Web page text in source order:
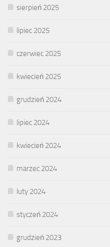
sierpień 2025
lipiec 2025
czerwiec 2025
kwiecień 2025
grudzień 2024
lipiec 2024
kwiecień 2024
marzec 2024
luty 2024
styczeń 2024
grudzień 2023